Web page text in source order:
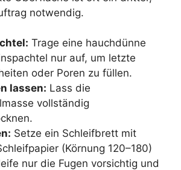
notwendig.
Trage eine hauchdünne
nur auf, um letzte
oder Poren zu füllen.
lassen: Lass die
vollständig
Setze ein Schleifbrett mit
(Körnung 120–180)
nur die Fugen vorsichtig und